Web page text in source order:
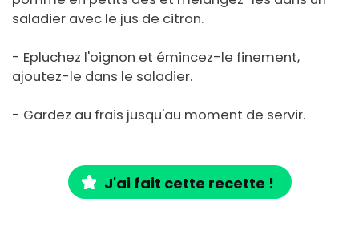
saladier avec le jus de citron.
- Epluchez l'oignon et émincez-le finement,
ajoutez-le dans le saladier.
- Gardez au frais jusqu'au moment de servir.
J'ai fait cette recette !